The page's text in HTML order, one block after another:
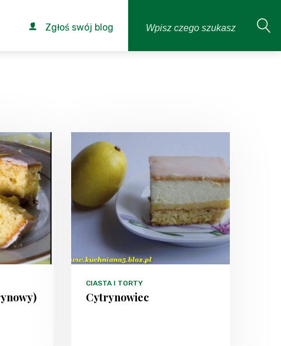
Zgłoś swój blog
CIASTA I TORTY
Cytrynowiec